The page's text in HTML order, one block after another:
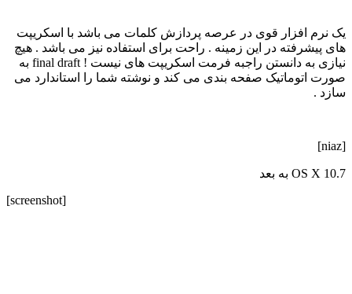
یک نرم افزار قوی در عرصه پردازش کلمات می باشد با اسکریپت
های پیشرفته در این زمینه . راحت برای استفاده نیز می باشد . هیچ
نیازی به دانستن راجبه فرمت اسکریپت های نیست ! final draft به
صورت اتوماتیک صفحه بندی می کند و نوشته شما را استاندارد می
سازد .
[niaz]
OS X 10.7 به بعد
[screenshot]